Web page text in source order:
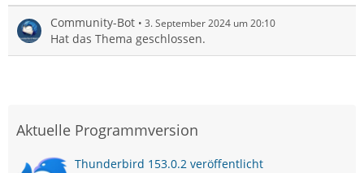
Community-Bot 3. September 2024 um 20:10
Hat das Thema geschlossen.
Aktuelle Programmversion
Thunderbird 153.0.2 veröffentlicht